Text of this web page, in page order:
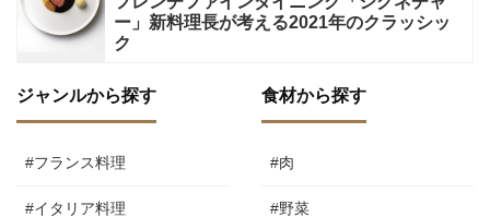
ー」新料理長が考える2021年のクラッシッ
ク
ジャンルから探す
#フランス料理
#イタリア料理
食材から探す
#肉
#野菜